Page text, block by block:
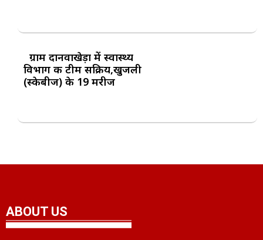
ग्राम दानवाखेड़ा में स्वास्थ्य
विभाग की टीम सक्रिय,खुजली
(स्केबीज) के 19 मरीज
ABOUT US